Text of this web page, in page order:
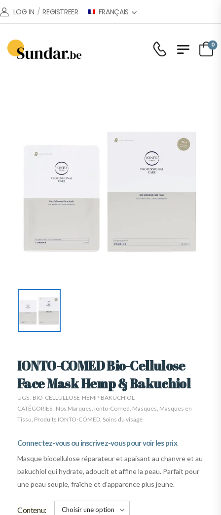
LOG IN / REGISTREER FRANÇAIS
0
IONTO-COMED Bio-Cellulose
Face Mask Hemp & Bakuchiol
UGS : BIO-CELLULLOSE-HEMP-BAKUCHIOL
CATÉGORIES : Nos Marques Ionto-Comed Masques Masques en
Tissu Produits IONTO-COMED Soins du visage
Connectez-vous ou inscrivez-vous pour voir les prix
Masque biocellulose réparateur et apaisant au chanvre et au
bakuchiol qui hydrate, adoucit et affine la peau. Parfait pour
une peau souple, fraîche et d’apparence plus jeune.
Contenu